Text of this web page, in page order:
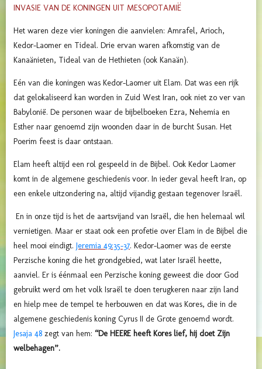
INVASIE VAN DE KONINGEN UIT MESOPOTAMIË
Het waren deze vier koningen die aanvielen: Amrafel, Arioch,
Kedor-Laomer en Tideal. Drie ervan waren afkomstig van de
Kanaänieten, Tideal van de Hethieten (ook Kanaän).
Eén van die koningen was Kedor-Laomer uit Elam. Dat was een rijk
dat gelokaliseerd kan worden in Zuid West Iran, ook niet zo ver van
Babylonië. De personen waar de bijbelboeken Ezra, Nehemia en
Esther naar genoemd zijn woonden daar in de burcht Susan. Het
Poerim feest is daar ontstaan.
Elam heeft altijd een rol gespeeld in de Bijbel. Ook Kedor Laomer
komt in de algemene geschiedenis voor. In ieder geval heeft Iran, op
een enkele uitzondering na, altijd vijandig gestaan tegenover Israël.
En in onze tijd is het de aartsvijand van Israël, die hen helemaal wil
vernietigen. Maar er staat ook een profetie over Elam in de Bijbel die
heel mooi eindigt. Jeremia 49:35-37. Kedor-Laomer was de eerste
Perzische koning die het grondgebied, wat later Israël heette,
aanviel. Er is éénmaal een Perzische koning geweest die door God
gebruikt werd om het volk Israël te doen terugkeren naar zijn land
en hielp mee de tempel te herbouwen en dat was Kores, die in de
algemene geschiedenis koning Cyrus II de Grote genoemd wordt.
Jesaja 48 zegt van hem: “De HEERE heeft Kores lief, hij doet Zijn
welbehagen”.